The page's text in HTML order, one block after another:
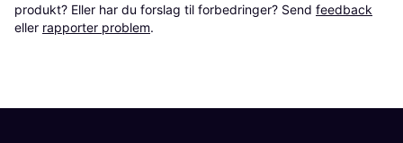
produkt? Eller har du forslag til forbedringer? Send feedback
eller rapporter problem.